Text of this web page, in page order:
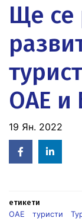
Ще се
ОАЕ и
19 Ян. 2022
Facebook
in
етикети
ОАЕ
туристи